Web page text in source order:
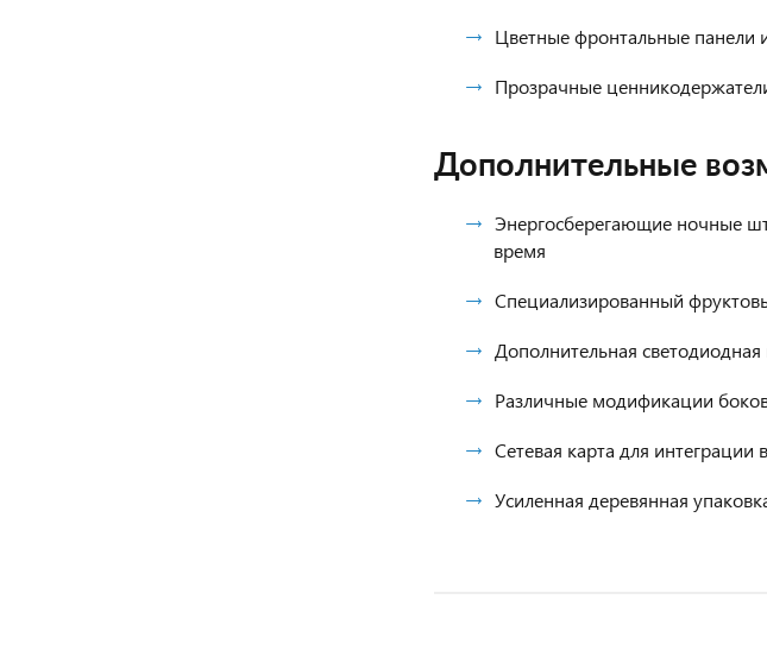
Цветные фронтальные панели
Прозрачные
Дополнительные
Энергосберегающие ночные
время
Специализированный
Дополнительная
Различные модификации
Сетевая карта для
Усиленная деревянная